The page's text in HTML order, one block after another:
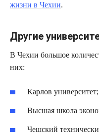
жизни в Чехии.
Другие
В Чехии большое
них:
Карлов университет;
Высшая школа
Чешский